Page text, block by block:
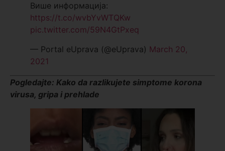
Више информација:
https://t.co/wvbYvWTQKw
pic.twitter.com/59N4GtPxeq
— Portal eUprava (@eUprava) March 20,
2021
Pogledajte: Kako da razlikujete simptome korona
virusa, gripa i prehlade